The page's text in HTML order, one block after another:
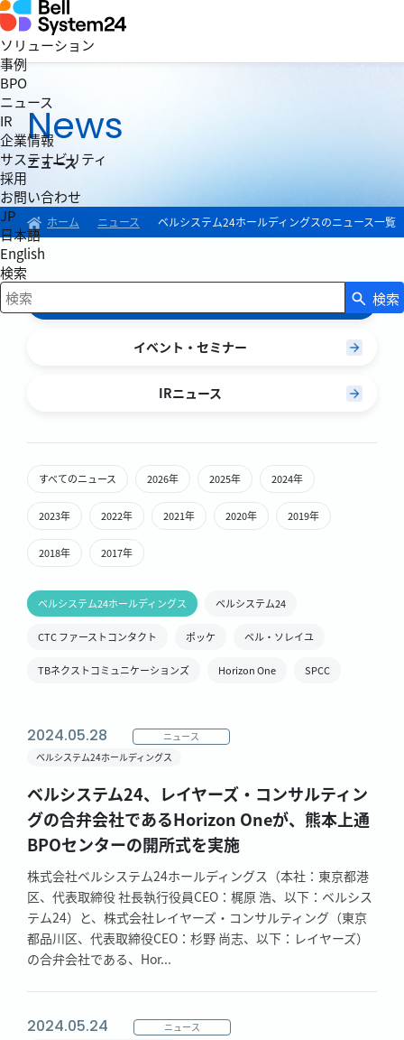
ソリューション
事例
BPO
ニュース
IR
企業情報
サステナビリティ
採用
お問い合わせ
JP
日本語
English
検索
検索キーワード入力
検索
News
ニュース
ホーム ニュース ベルシステム24ホールディングスのニュース一覧
イベント・セミナー
IRニュース
すべてのニュース 2026年 2025年 2024年
2023年 2022年 2021年 2020年 2019年
2018年 2017年
ベルシステム24ホールディングス ベルシステム24
CTC ファーストコンタクト ポッケ ベル・ソレイユ
TBネクストコミュニケーションズ Horizon One SPCC
2024.05.28
ニュース
ベルシステム24ホールディングス
ベルシステム24、レイヤーズ・コンサルティン
グの合弁会社であるHorizon Oneが、熊本上通
BPOセンターの開所式を実施
株式会社ベルシステム24ホールディングス（本社：東京都港
区、代表取締役 社長執行役員CEO：梶原 浩、以下：ベルシス
テム24）と、株式会社レイヤーズ・コンサルティング（東京
都品川区、代表取締役CEO：杉野 尚志、以下：レイヤーズ）
の合弁会社である、Hor...
2024.05.24
ニュース